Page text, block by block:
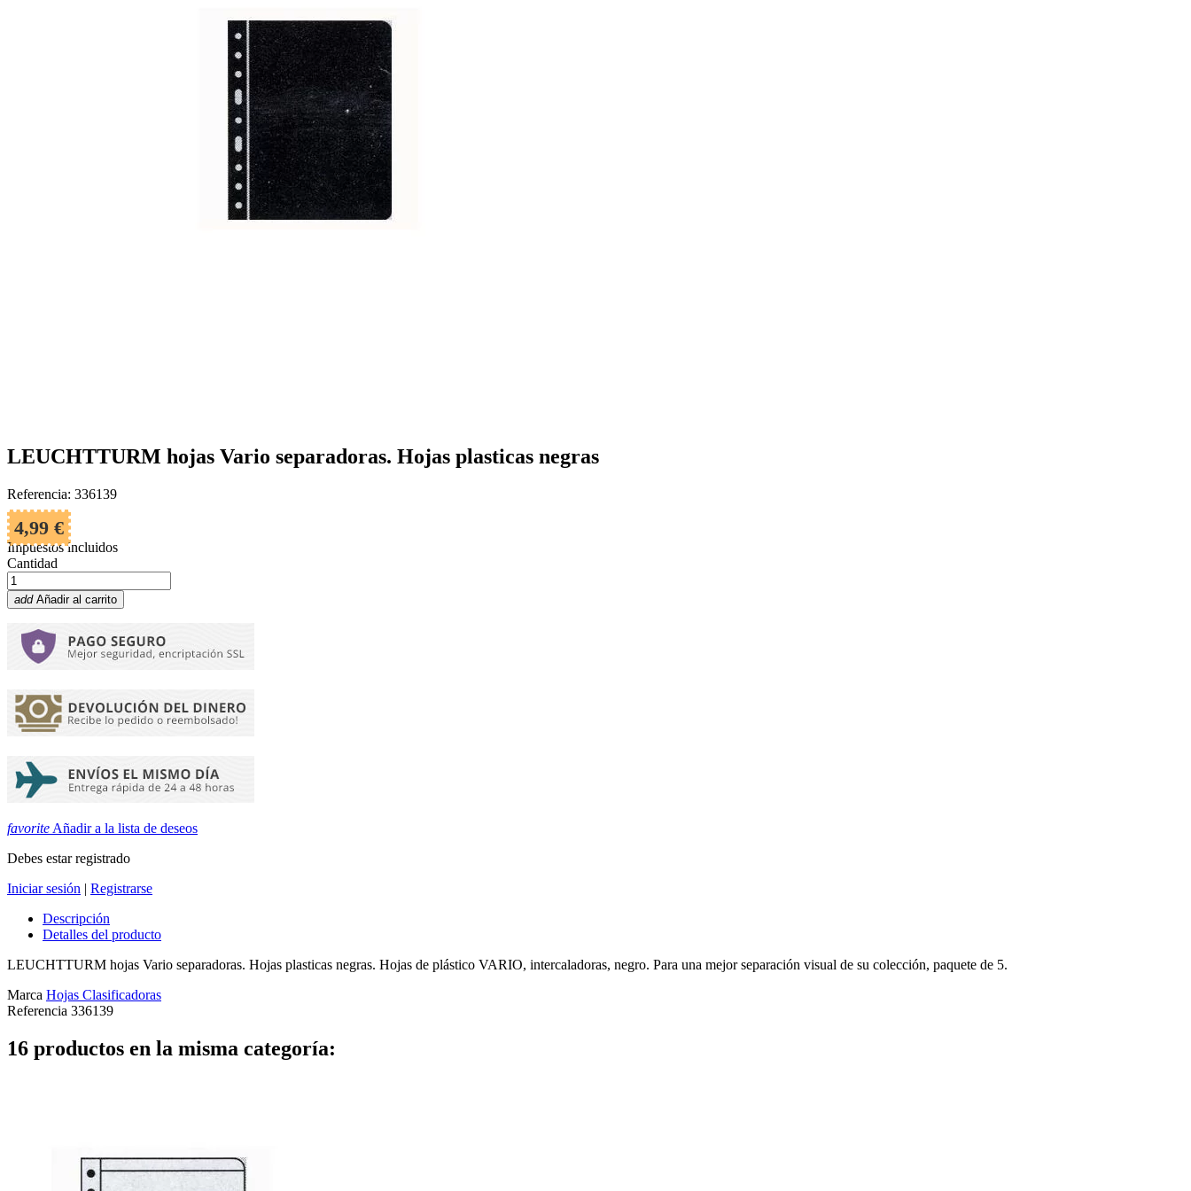
LEUCHTTURM hojas Vario separadoras. Hojas plasticas negras
Referencia: 336139
4,99 €
Impuestos incluidos
Cantidad
add Añadir al carrito
favorite Añadir a la lista de deseos
Debes estar registrado
Iniciar sesión | Registrarse
Descripción
Detalles del producto
LEUCHTTURM hojas Vario separadoras. Hojas plasticas negras. Hojas de plástico VARIO, intercaladoras, negro. Para una mejor separación visual de su colección, paquete de 5.
Marca Hojas Clasificadoras
Referencia 336139
16 productos en la misma categoría: